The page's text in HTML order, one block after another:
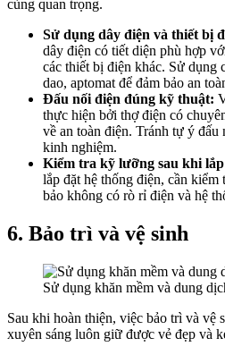
cùng quan trọng.
Sử dụng dây điện và thiết bị
dây điện có tiết diện phù hợp
các thiết bị điện khác. Sử dụng
dao, aptomat để đảm bảo an
Đấu nối điện đúng kỹ thuật:
thực hiện bởi thợ điện có
về an toàn điện. Tránh tự ý
kinh nghiệm.
Kiểm tra kỹ lưỡng sau khi
lắp đặt hệ thống điện, cần
bảo không có rò rỉ điện và hệ
6. Bảo trì và vệ sinh
Sử dụng khăn mềm và dung
Sau khi hoàn thiện, việc bảo trì và vệ
xuyên sáng luôn giữ được vẻ đẹp và